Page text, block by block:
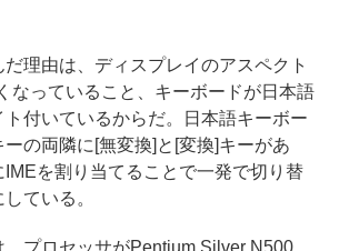
理由は、ディスプレイのアスペクト
なっていること、キーボードが日本語
付いているからだ。日本語キーボー
ーの両隣に[無変換]と[変換]キーがあ
IMEを割り当てることで一発で切り替
ている。
プロセッサがPentium Silver N500